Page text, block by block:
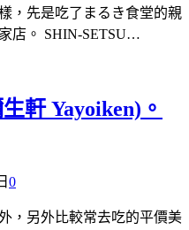
，先是吃了まるき食堂的親
店。 SHIN-SETSU…
軒 Yayoiken)。
0
，另外比較常去吃的平價美